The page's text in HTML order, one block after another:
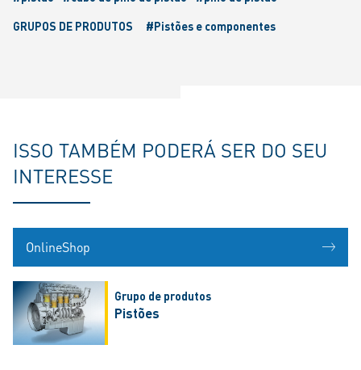
GRUPOS DE PRODUTOS
#Pistões e componentes
ISSO TAMBÉM PODERÁ SER DO SEU
INTERESSE
OnlineShop
Grupo de produtos
Pistões